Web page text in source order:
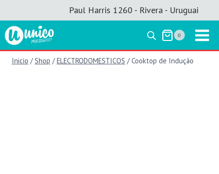
al
contenido
Paul Harris 1260 - Rivera - Uruguai
0
Inicio / Shop / ELECTRODOMESTICOS / Cooktop de Indução